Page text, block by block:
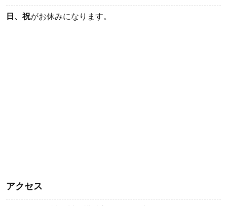
日、祝がお休みになります。
アクセス